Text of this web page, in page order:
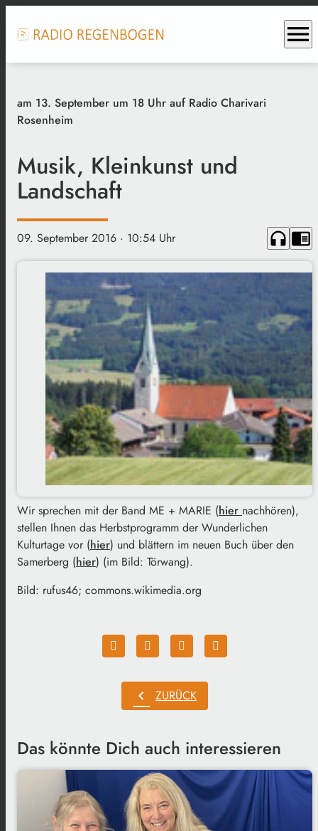
menu
am 13. September um 18 Uhr auf Radio Charivari
Rosenheim
Musik, Kleinkunst und
Landschaft
09. September 2016 · 10:54 Uhr headphones chrome_reader_mode
Wir sprechen mit der Band ME + MARIE (hier nachhören),
stellen Ihnen das Herbstprogramm der Wunderlichen
Kulturtage vor (hier) und blättern im neuen Buch über den
Samerberg (hier) (im Bild: Törwang).
Bild: rufus46; commons.wikimedia.org
chevron_left ZURÜCK
Das könnte Dich auch interessieren